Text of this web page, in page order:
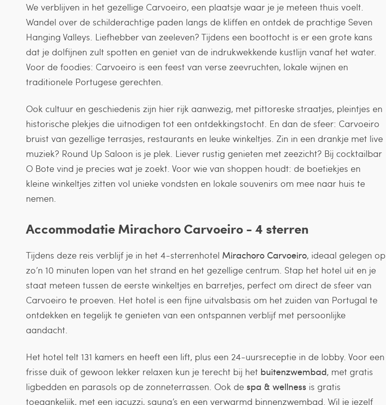
We verblijven in het gezellige Carvoeiro, een plaatsje waar je je meteen thuis voelt.
Wandel over de schilderachtige paden langs de kliffen en ontdek de prachtige Seven
Hanging Valleys. Liefhebber van zeeleven? Tijdens een boottocht is er een grote kans
dat je dolfijnen zult spotten en geniet van de indrukwekkende kustlijn vanaf het water.
Voor de foodies: Carvoeiro is een feest van verse zeevruchten, lokale wijnen en
traditionele Portugese gerechten.
Ook cultuur en geschiedenis zijn hier rijk aanwezig, met pittoreske straatjes, pleintjes en
historische plekjes die uitnodigen tot een ontdekkingstocht. En dan de sfeer: Carvoeiro
bruist van gezellige terrasjes, restaurants en leuke winkeltjes. Zin in een drankje met live
muziek? Round Up Saloon is je plek. Liever rustig genieten met zeezicht? Bij cocktailbar
O Bote vind je precies wat je zoekt. Voor wie van shoppen houdt: de boetiekjes en
kleine winkeltjes zitten vol unieke vondsten en lokale souvenirs om mee naar huis te
nemen.
AccommodatieMirachoro Carvoeiro - 4 sterren
Tijdens deze reis verblijf je in het 4-sterrenhotel Mirachoro Carvoeiro, ideaal gelegen op
zo’n 10 minuten lopen van het strand en het gezellige centrum. Stap het hotel uit en je
staat meteen tussen de eerste winkeltjes en barretjes, perfect om direct de sfeer van
Carvoeiro te proeven. Het hotel is een fijne uitvalsbasis om het zuiden van Portugal te
ontdekken en tegelijk te genieten van een ontspannen verblijf met persoonlijke
aandacht.
Het hotel telt 131 kamers en heeft een lift, plus een 24-uursreceptie in de lobby. Voor een
frisse duik of gewoon lekker relaxen kun je terecht bij het buitenzwembad, met gratis
ligbedden en parasols op de zonneterrassen. Ook de spa & wellness is gratis
toegankelijk, met een jacuzzi, sauna’s en een verwarmd binnenzwembad. Wil je jezelf